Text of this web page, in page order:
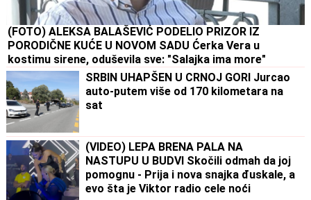
(FOTO) ALEKSA BALAŠEVIĆ PODELIO PRIZOR IZ
PORODIČNE KUĆE U NOVOM SADU Ćerka Vera u
kostimu sirene, oduševila sve: "Salajka ima more"
SRBIN UHAPŠEN U CRNOJ GORI Jurcao
auto-putem više od 170 kilometara na
sat
(VIDEO) LEPA BRENA PALA NA
NASTUPU U BUDVI Skočili odmah da joj
pomognu - Prija i nova snajka đuskale, a
evo šta je Viktor radio cele noći